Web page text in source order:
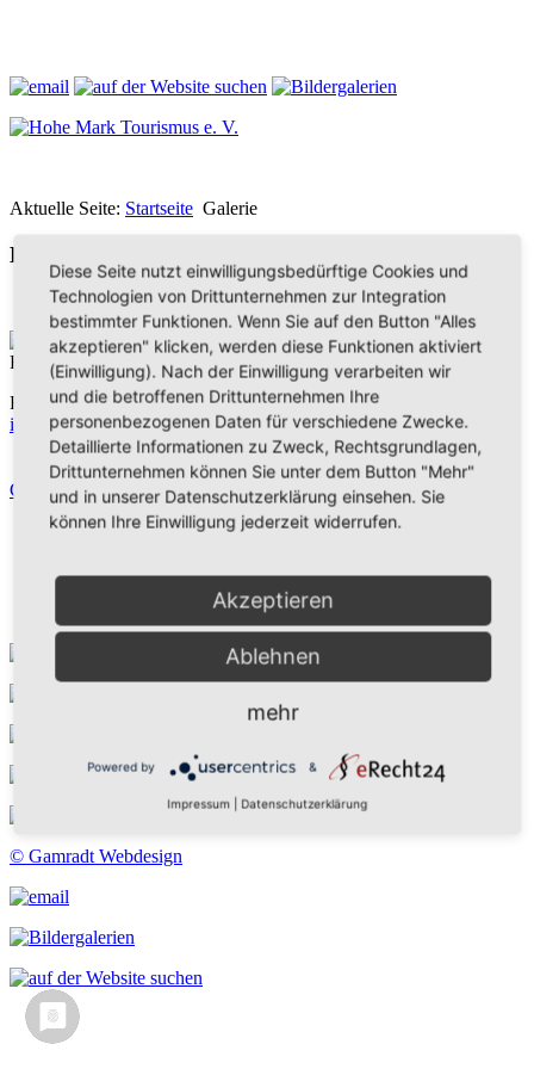
Aktuelle Seite: Startseite Galerie
Bilder aus der Hohen Mark
Hohe Mark Tourismus e. V.
Redderstraße 421, 45711 Datteln
Fon: +49 (0)2363 377 0
info@hohe-mark-tourismus.de
Cookie-Einstellungen
Impressum
Datenschutz
Home
Suchen
© Gamradt Webdesign
Diese Seite nutzt einwilligungsbedürftige Cookies und
Technologien von Drittunternehmen zur Integration
bestimmter Funktionen. Wenn Sie auf den Button "Alles
akzeptieren" klicken, werden diese Funktionen aktiviert
(Einwilligung). Nach der Einwilligung verarbeiten wir
und die betroffenen Drittunternehmen Ihre
personenbezogenen Daten für verschiedene Zwecke.
Detaillierte Informationen zu Zweck, Rechtsgrundlagen,
Drittunternehmen können Sie unter dem Button "Mehr"
und in unserer Datenschutzerklärung einsehen. Sie
können Ihre Einwilligung jederzeit widerrufen.
Akzeptieren
Ablehnen
mehr
Powered by &
Impressum Datenschutzerklärung